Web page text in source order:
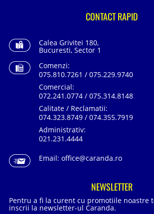
CONTACT RAPID
Calea Grivitei 180,
Bucuresti, Sector 1
Comenzi:
075.810.7261 / 075.229.9740
Comercial:
072.241.0774 / 075.314.8148
Calitate / Reclamatii:
074.323.8749 / 074.355.7919
Administrativ:
021.231.4444
Email: office@caranda.ro
NEWSLETTER
Pentru a fi la curent cu promotiile noastre
inscrii la newsletter-ul Caranda.